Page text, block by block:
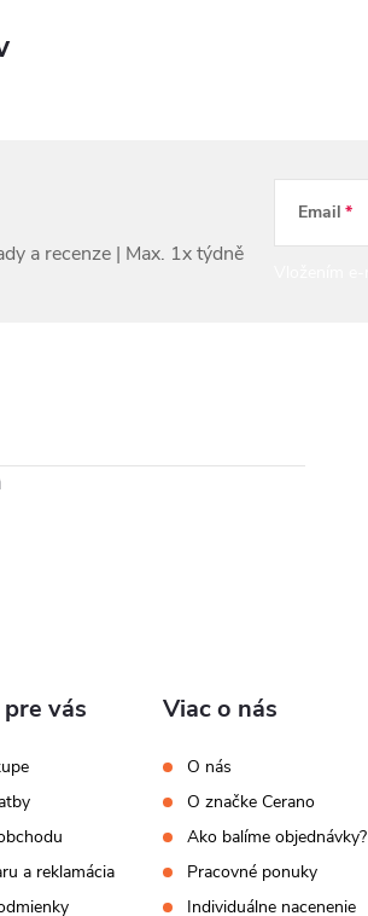
Email
vás
a reklamácia
Viac o nás
O nás
O značke Cerano
Ako balíme objednávky?
Pracovné ponuky
Individuálne nacenenie